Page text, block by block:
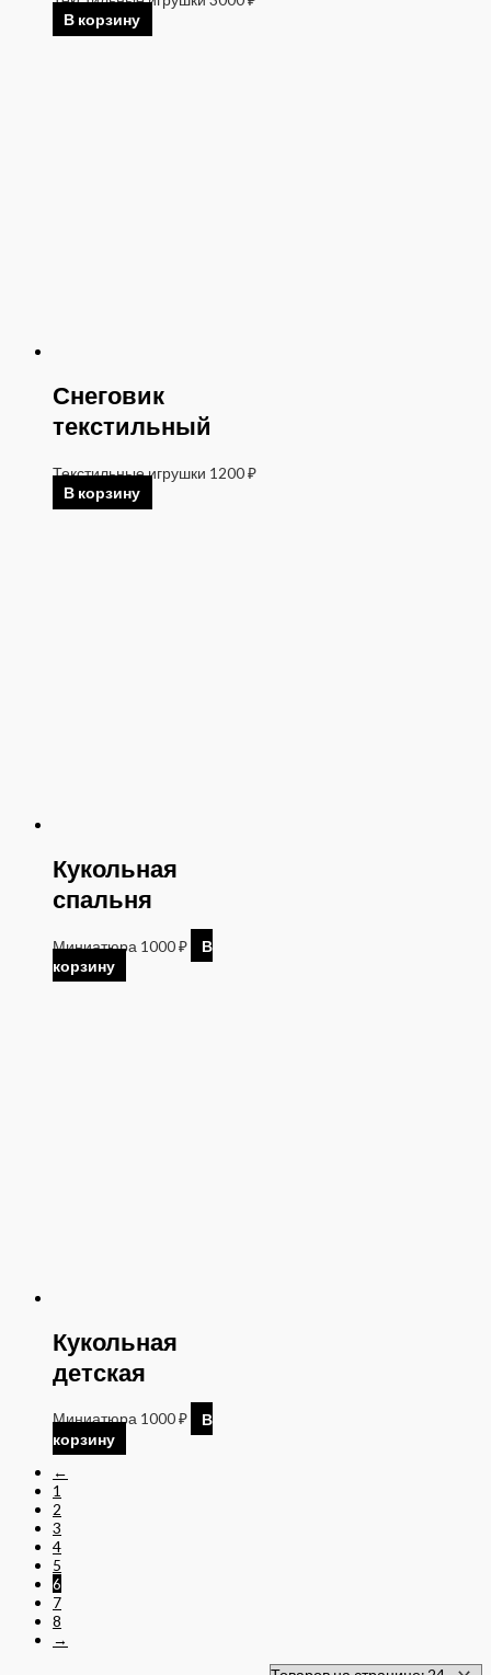
В корзину
Снеговик
текстильный
Текстильные игрушки 1200₽
В корзину
Кукольная
спальня
Миниатюра 1000₽
В
корзину
Кукольная
детская
Миниатюра 1000₽
В
корзину
←
1
2
3
4
5
6
7
8
→